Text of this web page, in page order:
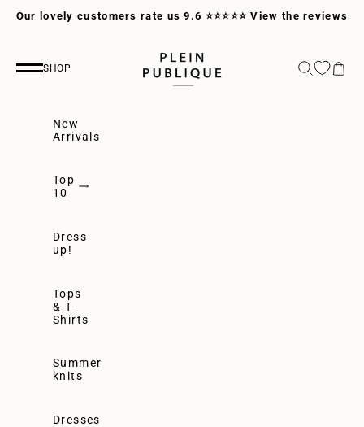
Our lovely customers rate us 9.6 ⭐⭐⭐⭐⭐View the reviews
PLEIN PUBLIQUE
Navigation menu
SHOP SearchCart
New
Arrivals
Top
10
Dress-
up!
Tops
& T-
Shirts
Summer
knits
Dresses